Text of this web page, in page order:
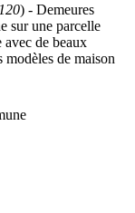
) - Demeures
sur une parcelle
de beaux
modèles de maison